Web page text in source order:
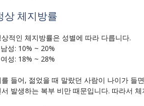
상 체지방률
상적인 체지방률은 성별에 따라 다릅니다.
성: 10% ~ 20%
성: 18% ~ 28%
들어, 젊었을 때 말랐던 사람이 나이가 들
서 발생하는 복부 비만 때문입니다. 따라서